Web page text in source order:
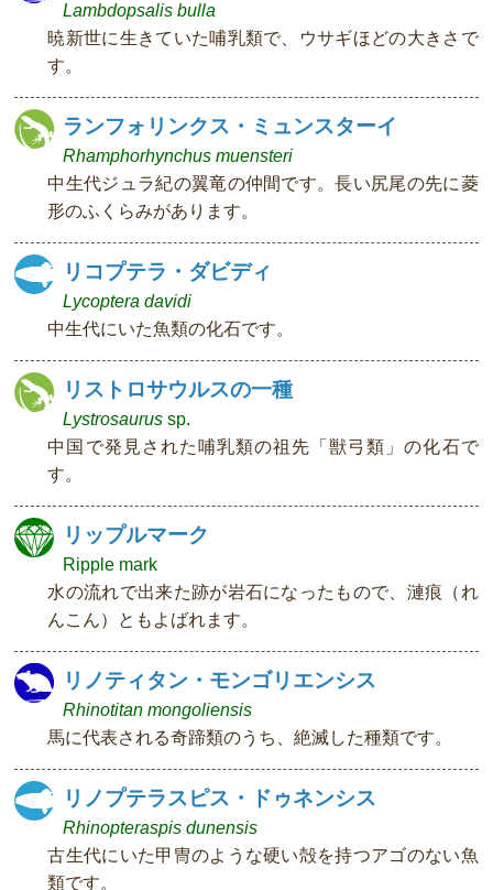
Lambdopsalis bulla
暁新世に生きていた哺乳類で、ウサギほどの大きさで
す。
ランフォリンクス・ミュンスターイ
Rhamphorhynchus muensteri
中生代ジュラ紀の翼竜の仲間です。長い尻尾の先に菱
形のふくらみがあります。
リコプテラ・ダビディ
Lycoptera davidi
中生代にいた魚類の化石です。
リストロサウルスの一種
Lystrosaurus sp.
中国で発見された哺乳類の祖先「獣弓類」の化石で
す。
リップルマーク
Ripple mark
水の流れで出来た跡が岩石になったもので、漣痕（れ
んこん）ともよばれます。
リノティタン・モンゴリエンシス
Rhinotitan mongoliensis
馬に代表される奇蹄類のうち、絶滅した種類です。
リノプテラスピス・ドゥネンシス
Rhinopteraspis dunensis
古生代にいた甲冑のような硬い殻を持つアゴのない魚
類です。